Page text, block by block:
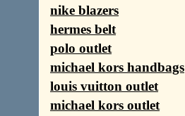
nike blazers
hermes belt
polo outlet
michael kors handbags
louis vuitton outlet
michael kors outlet